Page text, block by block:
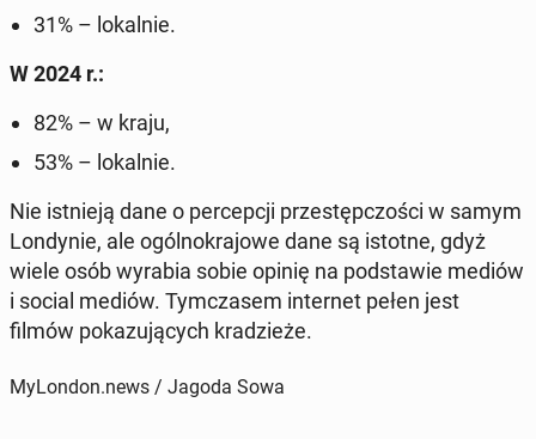
31% – lo­kal­nie.
W 2024 r.:
82% – w kraju,
53% – lo­kal­nie.
Nie ist­nie­ją dane o per­cep­cji prze­stęp­czo­ści w samym
Lon­dy­nie, ale ogól­no­kra­jo­we dane są istotne, gdyż
wiele osób wyrabia sobie opinię na pod­sta­wie mediów
i social mediów. Tym­cza­sem in­ter­net pełen jest
filmów po­ka­zu­ją­cych kra­dzie­że.
MyLondon.news / Jagoda Sowa